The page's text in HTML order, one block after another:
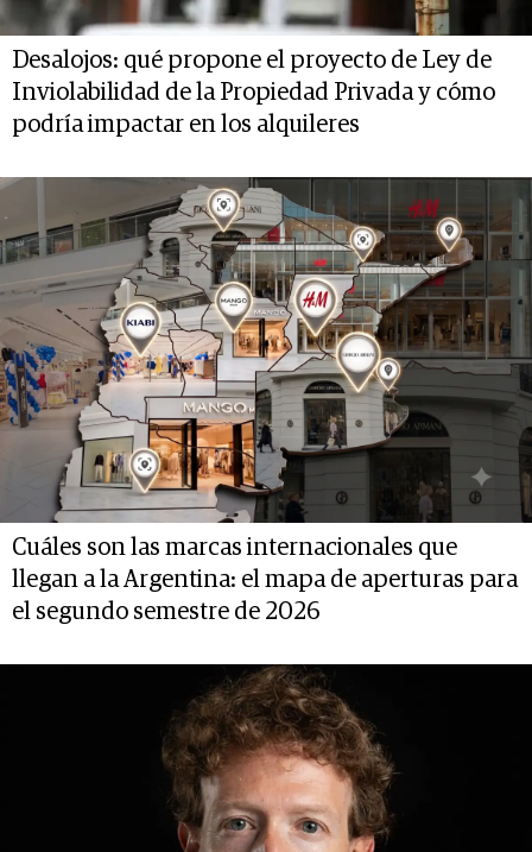
Desalojos: qué propone el proyecto de Ley de
Inviolabilidad de la Propiedad Privada y cómo
podría impactar en los alquileres
Cuáles son las marcas internacionales que
llegan a la Argentina: el mapa de aperturas para
el segundo semestre de 2026